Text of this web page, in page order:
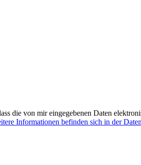
die von mir eingegebenen Daten
Informationen befinden sich in der